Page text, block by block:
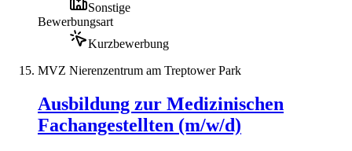
Sonstige
Bewerbungsart
Kurzbewerbung
MVZ Nierenzentrum am Treptower Park
Ausbildung zur Medizinischen
Fachangestellten (m/w/d)